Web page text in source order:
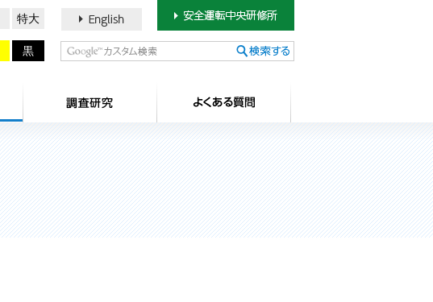
字サイズ
特大
黒